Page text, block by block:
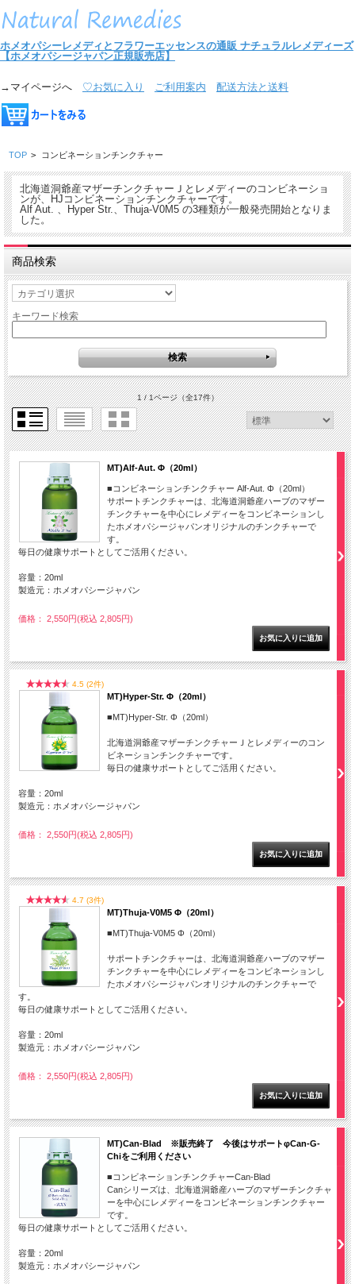
ホメオパシーレメディとフラワーエッセンスの通販 ナチュラルレメディーズ
【ホメオパシージャパン正規販売店】
→マイページへ ♡お気に入り ご利用案内 配送方法と送料
TOP > コンビネーションチンクチャー
北海道洞爺産マザーチンクチャーＪとレメディーのコンビネーショ
ンが、HJコンビネーションチンクチャーです。
Alf Aut. 、Hyper Str.、Thuja-V0M5 の3種類が一般発売開始となりま
した。
商品検索
キーワード検索
1 / 1ページ（全17件）
MT)Alf-Aut. Φ（20ml）
■コンビネーションチンクチャー Alf-Aut. Φ（20ml）
サポートチンクチャーは、北海道洞爺産ハーブのマザー
チンクチャーを中心にレメディーをコンビネーションし
たホメオパシージャパンオリジナルのチンクチャーで
す。
毎日の健康サポートとしてご活用ください。
容量：20ml
製造元：ホメオパシージャパン
価格： 2,550円(税込 2,805円)
4.5 (2件)
MT)Hyper-Str. Φ（20ml）
■MT)Hyper-Str. Φ（20ml）
北海道洞爺産マザーチンクチャーＪとレメディーのコン
ビネーションチンクチャーです。
毎日の健康サポートとしてご活用ください。
容量：20ml
製造元：ホメオパシージャパン
価格： 2,550円(税込 2,805円)
4.7 (3件)
MT)Thuja-V0M5 Φ（20ml）
■MT)Thuja-V0M5 Φ（20ml）
サポートチンクチャーは、北海道洞爺産ハーブのマザー
チンクチャーを中心にレメディーをコンビネーションし
たホメオパシージャパンオリジナルのチンクチャーで
す。
毎日の健康サポートとしてご活用ください。
容量：20ml
製造元：ホメオパシージャパン
価格： 2,550円(税込 2,805円)
MT)Can-Blad ※販売終了 今後はサポートφCan-G-
Chiをご利用ください
■コンビネーションチンクチャーCan-Blad
Canシリーズは、北海道洞爺産ハーブのマザーチンクチャ
ーを中心にレメディーをコンビネーションチンクチャー
です。
毎日の健康サポートとしてご活用ください。
容量：20ml
製造元：ホメオパシージャパン